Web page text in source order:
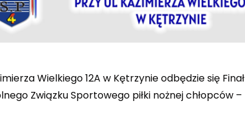
Wielkiego 12A w Kętrzynie odbędzie się Finał
Związku Sportowego piłki nożnej chłopców –